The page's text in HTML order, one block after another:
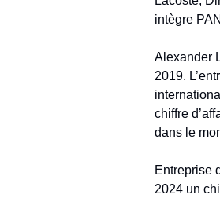
intègre
Alexander
2019.
chiffre
dans le
Entreprise
2024 un